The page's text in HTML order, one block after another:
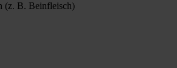
(z. B. Beinfleisch)